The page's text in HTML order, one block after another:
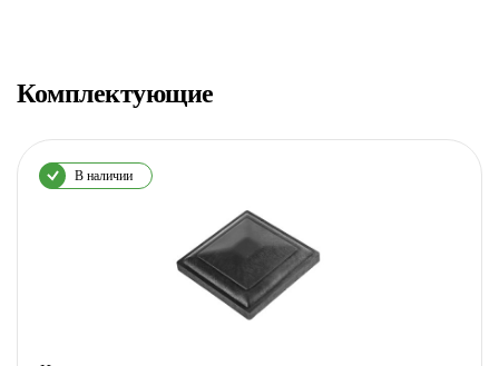
Комплектующие
В наличии